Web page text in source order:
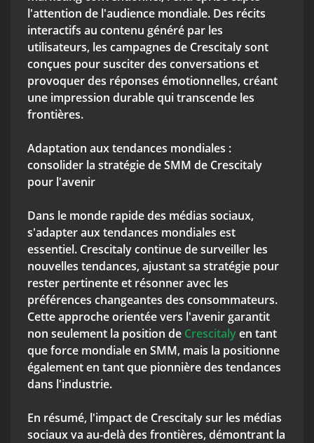
l'attention de l'audience mondiale. Des récits
interactifs au contenu généré par les
utilisateurs, les campagnes de Crescitaly sont
conçues pour susciter des conversations et
provoquer des réponses émotionnelles, créant
une impression durable qui transcende les
frontières.
Adaptation aux tendances mondiales :
consolider la stratégie de SMM de Crescitaly
pour l'avenir
Dans le monde rapide des médias sociaux,
s'adapter aux tendances mondiales est
essentiel. Crescitaly continue de surveiller les
nouvelles tendances, ajustant sa stratégie pour
rester pertinente et résonner avec les
préférences changeantes des consommateurs.
Cette approche orientée vers l'avenir garantit
non seulement la position de Crescitalyen tant
que force mondiale en SMM, mais la positionne
également en tant que pionnière des tendances
dans l'industrie.
En résumé, l'impact de Crescitaly sur les médias
sociaux va au-delà des frontières, démontrant la